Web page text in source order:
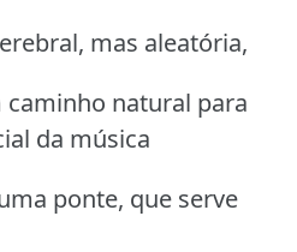
mas aleatória,
natural para
da música
ponte, que serve